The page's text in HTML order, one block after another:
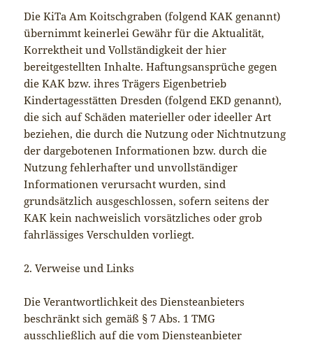
Die KiTa Am Koitschgraben (folgend KAK genannt)
übernimmt keinerlei Gewähr für die Aktualität,
Korrektheit und Vollständigkeit der hier
bereitgestellten Inhalte. Haftungsansprüche gegen
die KAK bzw. ihres Trägers Eigenbetrieb
Kindertagesstätten Dresden (folgend EKD genannt),
die sich auf Schäden materieller oder ideeller Art
beziehen, die durch die Nutzung oder Nichtnutzung
der dargebotenen Informationen bzw. durch die
Nutzung fehlerhafter und unvollständiger
Informationen verursacht wurden, sind
grundsätzlich ausgeschlossen, sofern seitens der
KAK kein nachweislich vorsätzliches oder grob
fahrlässiges Verschulden vorliegt.
2. Verweise und Links
Die Verantwortlichkeit des Diensteanbieters
beschränkt sich gemäß § 7 Abs. 1 TMG
ausschließlich auf die vom Diensteanbieter